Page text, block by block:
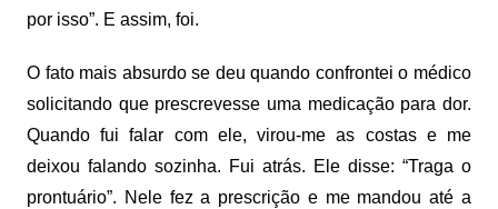
por isso”. E assim, foi.
O fato mais absurdo se deu quando confrontei o médico
solicitando que prescrevesse uma medicação para dor.
Quando fui falar com ele, virou-me as costas e me
deixou falando sozinha. Fui atrás. Ele disse: “Traga o
prontuário”. Nele fez a prescrição e me mandou até a